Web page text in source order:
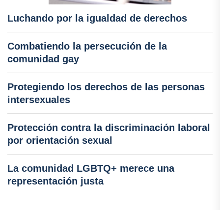
Luchando por la igualdad de derechos
Combatiendo la persecución de la
comunidad gay
Protegiendo los derechos de las personas
intersexuales
Protección contra la discriminación laboral
por orientación sexual
La comunidad LGBTQ+ merece una
representación justa